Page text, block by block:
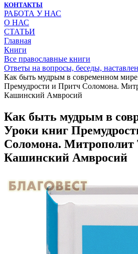
КОНТАКТЫ
РАБОТА У НАС
О НАС
СТАТЬИ
Главная
Книги
Все православные книги
Ответы на вопросы, беседы,
Как быть мудрым в современном
Премудрости и Притч Соломона.
Кашинский Амвросий
Как быть мудрым в
Уроки книг
Соломона. Митрополит
Кашинский Амвросий